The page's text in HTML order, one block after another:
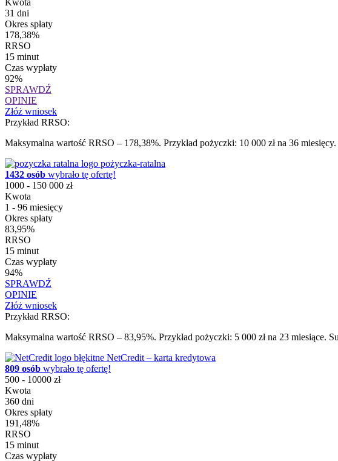
31 dni
Okres spłaty
178,38%
RRSO
15 minut
Czas wypłaty
92%
SPRAWDŹ
OPINIE
Złóż wniosek
Przykład RRSO:
Maksymalna wartość RRSO – 178,38%. Przykład pożyczki: 10 000 zł na 36 miesięcy.
pożyczka-ratalna
1432 osób wybrało tę ofertę!
1000 - 150 000 zł
Kwota
1 - 96 miesięcy
Okres spłaty
83,95%
RRSO
15 minut
Czas wypłaty
94%
SPRAWDŹ
OPINIE
Złóż wniosek
Przykład RRSO:
Maksymalna wartość RRSO – 83,95%. Przykład pożyczki: 5 000 zł na 23 miesiące.
NetCredit – karta kredytowa
809 osób wybrało tę ofertę!
500 - 10000 zł
Kwota
360 dni
Okres spłaty
191,48%
RRSO
15 minut
Czas wypłaty